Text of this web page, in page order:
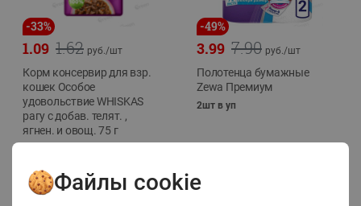
-33%
1.62
1.09 руб./шт
Корм консервир для взр.
кошек Особое
удовольствие WHISKAS
рагу с добав. телят. ,
ягнен. и овощ. 75 г
-49%
7.90
3.99 руб./шт
Полотенца бумажные
Zewa Премиум
2шт в уп
Файлы cookie